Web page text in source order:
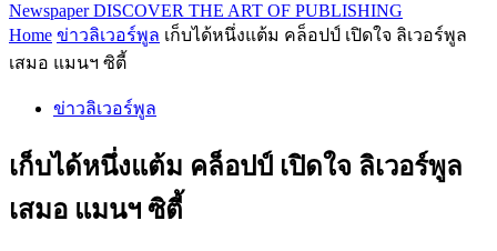
Newspaper DISCOVER THE ART OF PUBLISHING
Home ข่าวลิเวอร์พูล เก็บได้หนึ่งแต้ม คล็อปป์ เปิดใจ ลิเวอร์พูล
เสมอ แมนฯ ซิตี้
ข่าวลิเวอร์พูล
เก็บได้หนึ่งแต้ม คล็อปป์ เปิดใจ ลิเวอร์พูล
เสมอ แมนฯ ซิตี้